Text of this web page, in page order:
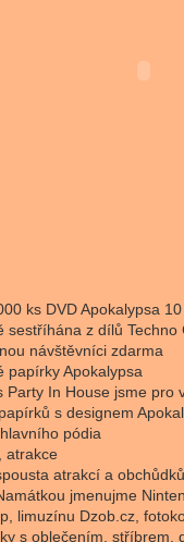
ks DVD Apokalypsa 10
sestříhána z dílů
návštěvníci zdarma
Apokalypsa
In House jsme pro
s designem
pódia
atrakcí a
jmenujme
limuzínu Dzob.cz,
s oblečením, stříbrem,